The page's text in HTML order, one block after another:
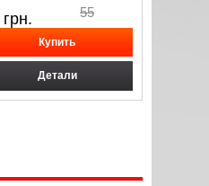
грн. 55
Детали